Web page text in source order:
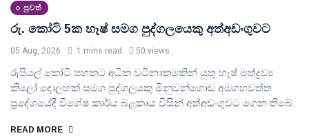
පුවත්
රු. කෝටි 5ක හෑෂ් සමග පුද්ගලයෙකු අත්අඩංගුවට
05 Aug, 2026 1 mins read 50 views
රුපියල් ⁣කෝටි පහකට අධික වටිනාකමකින් යුතු හෑෂ් මත්ද්‍රව්‍ය
කිලෝ දොලහක් සමග පුද්ගලයකු මිනුවන්ගොඩ අඹගහවත්ත
ප්‍රදේශයේදී විශේෂ කාර්ය බළකාය විසින් අත්අඩංගුවට ගෙන තිබේ.
READ MORE